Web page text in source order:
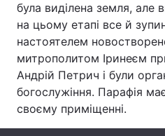
Цікавинки
Екологія
Лонгріди
Відео з Youtube
була виділена земля, але
на цьому етапі все й
настоятелем
митрополитом Іринеєм
Андрій Петрич і були
богослужіння. Парафія
своєму приміщенні.